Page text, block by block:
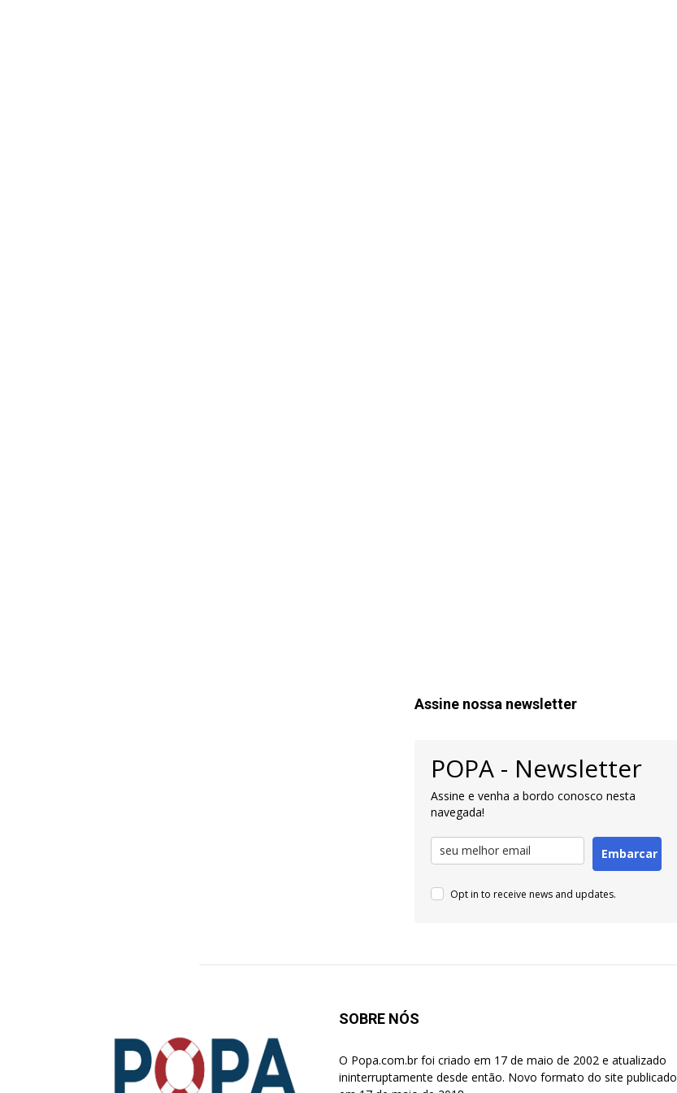
Assine nossa newsletter
POPA - Newsletter
Assine e venha a bordo conosco nesta
navegada!
Embarcar
Opt in to receive news and updates.
SOBRE NÓS
O Popa.com.br foi criado em 17 de maio de 2002 e atualizado
ininterruptamente desde então. Novo formato do site publicado